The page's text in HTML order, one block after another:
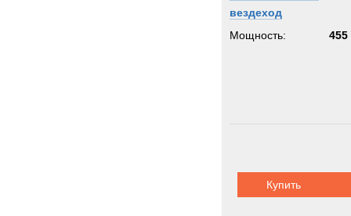
вездеход
Мощность:
455
Купить